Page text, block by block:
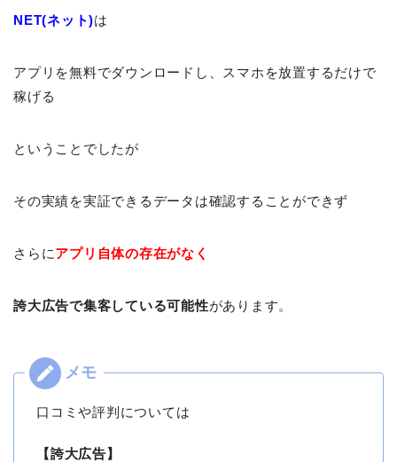
NET(ネット)は
アプリを無料でダウンロードし、スマホを放置するだけで
稼げる
ということでしたが
その実績を実証できるデータは確認することができず
さらにアプリ自体の存在がなく
誇大広告で集客している可能性があります。
口コミや評判については
【誇大広告】